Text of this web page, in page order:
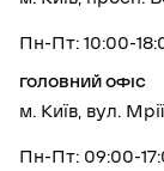
Пн-Пт: 10:00-
ГОЛОВНИЙ ОФІС
м. Київ, вул.
Пн-Пт: 09:00-